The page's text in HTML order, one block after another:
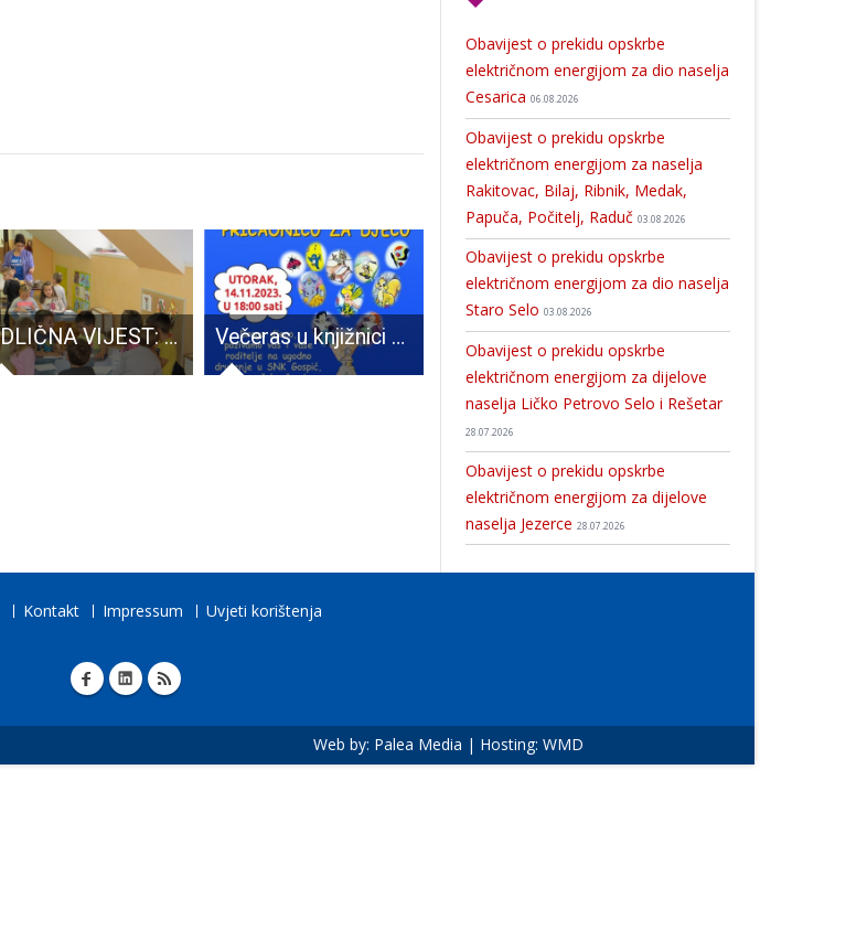
ODLIČNA VIJEST: U Gospiću novim ulaganjima omogućeni dodatni upisi djece u Dječji vrtić Pahuljica Večeras u knjižnici u Gospiću Pričaonica za djecu Problemi u vodoopskrbi zbog puknuća magistralnog cjevovoda Gospić- Medak
Obavijest o prekidu opskrbe
električnom energijom za dio naselja
Cesarica 06.08.2026
Obavijest o prekidu opskrbe
električnom energijom za naselja
Rakitovac, Bilaj, Ribnik, Medak,
Papuča, Počitelj, Raduč 03.08.2026
Obavijest o prekidu opskrbe
električnom energijom za dio naselja
Staro Selo 03.08.2026
Obavijest o prekidu opskrbe
električnom energijom za dijelove
naselja Ličko Petrovo Selo i Rešetar
28.07.2026
Obavijest o prekidu opskrbe
električnom energijom za dijelove
naselja Jezerce 28.07.2026
Kontakt Impressum Uvjeti korištenja
Web by: Palea Media | Hosting: WMD